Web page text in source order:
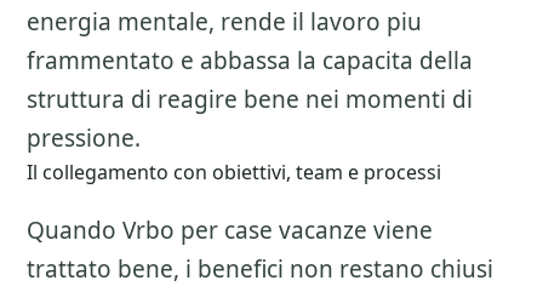
energia mentale, rende il lavoro piu
frammentato e abbassa la capacita della
struttura di reagire bene nei momenti di
pressione.
Il collegamento con obiettivi, team e processi
Quando Vrbo per case vacanze viene
trattato bene, i benefici non restano chiusi